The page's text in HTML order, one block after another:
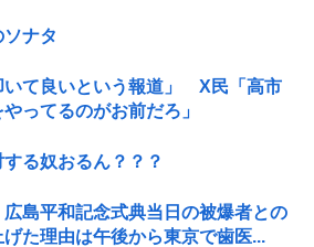
ソナタ
いて良いという報道」 X民「高市
ってるのがお前だろ」
る奴おるん？？？
広島平和記念式典当日の被爆者との
た理由は午後から東京で歯医...